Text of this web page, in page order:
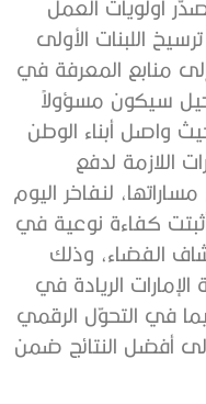
أولويات العمل
اللبنات الأولى
إلى منابع المعرفة في
جيل سيكون مسؤولاً
واصل أبناء الوطن
اللازمة لدفع
لنفاخر اليوم
أثبتت كفاءة نوعية في
الفضاء، وذلك
الريادة في
في التحوّل الرقمي
أفضل النتائج ضمن